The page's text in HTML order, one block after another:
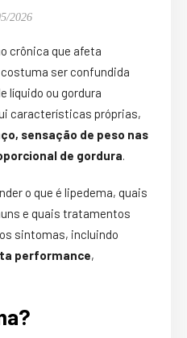
2026
crônica que afeta
ser confundida
líquido ou gordura
características próprias,
sensação de peso nas
de gordura.
o que é lipedema, quais
e quais tratamentos
sintomas, incluindo
performance,